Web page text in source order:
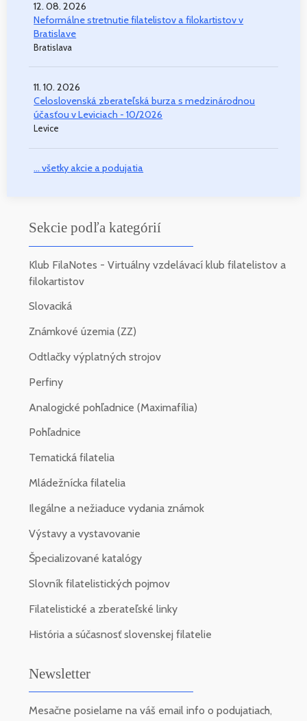
12. 08. 2026
Neformálne stretnutie filatelistov a filokartistov v
Bratislave
Bratislava
11. 10. 2026
Celoslovenská zberateľská burza s medzinárodnou
účasťou v Leviciach - 10/2026
Levice
... všetky akcie a podujatia
Sekcie podľa kategórií
Klub FilaNotes - Virtuálny vzdelávací klub filatelistov a
filokartistov
Slovaciká
Známkové územia (ZZ)
Odtlačky výplatných strojov
Perfiny
Analogické pohľadnice (Maximafília)
Pohľadnice
Tematická filatelia
Mládežnícka filatelia
Ilegálne a nežiaduce vydania známok
Výstavy a vystavovanie
Špecializované katalógy
Slovník filatelistických pojmov
Filatelistické a zberateľské linky
História a súčasnosť slovenskej filatelie
Newsletter
Mesačne posielame na váš email info o podujatiach,